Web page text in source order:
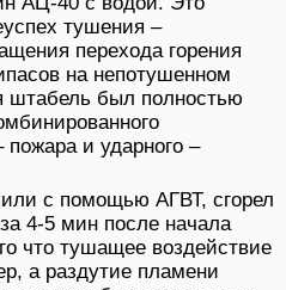
тушения –
перехода горения
на непотушенном
штабель был полностью
пожара и ударного –
с помощью АГВТ, сгорел
4-5 мин после начала
что тушащее воздействие
а раздутие пламени